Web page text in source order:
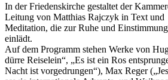
In der Friedenskirche gestaltet der
Leitung von Matthias Rajczyk in Text
Meditation, die zur Ruhe und
einlädt.
Auf dem Programm stehen Werke von
dürre Reiselein“, „Es ist ein Ros
Nacht ist vorgedrungen“), Max Reger